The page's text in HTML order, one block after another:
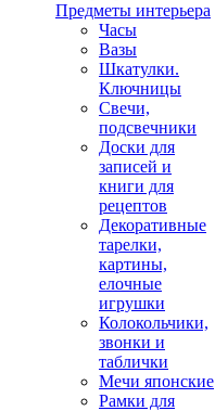
Предметы интерьера
Часы
Вазы
Шкатулки.
Ключницы
Свечи,
подсвечники
Доски для
записей и
книги для
рецептов
Декоративные
тарелки,
картины,
елочные
игрушки
Колокольчики,
звонки и
таблички
Мечи японские
Рамки для